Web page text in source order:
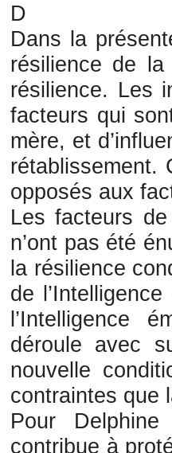
D
Dans la
résilience de
résilience. Les
facteurs qui
mère, et
rétablissement.
opposés aux
Les facteurs
n’ont pas été
la résilience
de
l’Intelligence
déroule avec
nouvelle
contraintes que
Pour
contribue à